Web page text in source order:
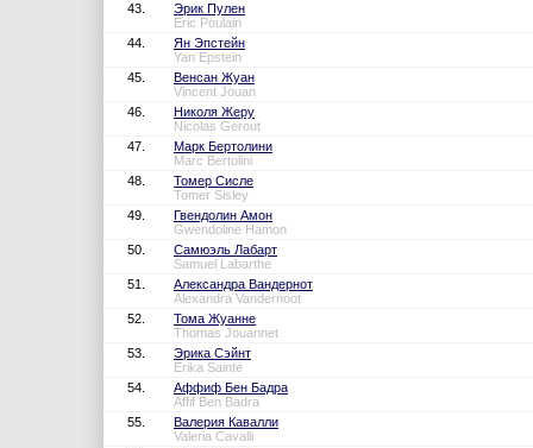
43.
Эрик Пулен
Eric Poulain
44.
Ян Эпстейн
Yan Epstein
45.
Венсан Жуан
Vincent Jouan
46.
Николя Жеру
Nicolas Gerout
47.
Марк Бертолини
Marc Bertolini
48.
Томер Сисле
Tomer Sisley
49.
Гвендолин Амон
Gwendoline Hamon
50.
Самюэль Лабарт
Samuel Labarthe
51.
Александра Вандернот
Alexandra Vandernoot
52.
Тома Жуанне
Thomas Jouannet
53.
Эрика Сэйнт
Erika Sainte
54.
Аффиф Бен Бадра
Affif Ben Badra
55.
Валерия Кавалли
Valeria Cavalli